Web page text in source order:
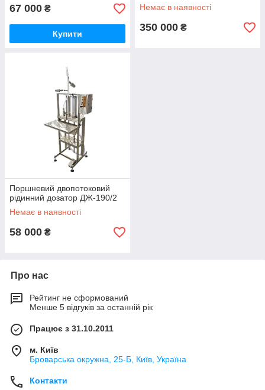
67 000 ₴
Купити
Немає в наявності
350 000 ₴
Поршневий двопотоковий
рідинний дозатор ДЖ-190/2
Немає в наявності
58 000 ₴
Про нас
Рейтинг не сформований
Менше 5 відгуків за останній рік
Працює з 31.10.2011
м. Київ
Броварська окружна, 25-Б, Київ, Україна
Контакти